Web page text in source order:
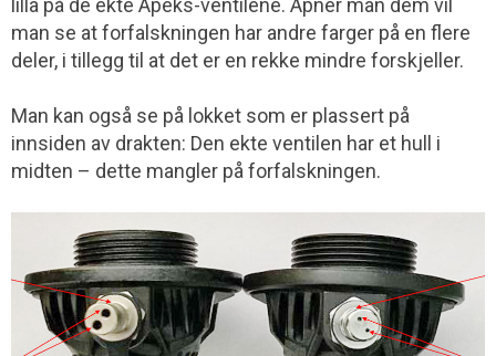
lilla på de ekte Apeks-ventilene. Åpner man dem vil
man se at forfalskningen har andre farger på en flere
deler, i tillegg til at det er en rekke mindre forskjeller.
Man kan også se på lokket som er plassert på
innsiden av drakten: Den ekte ventilen har et hull i
midten – dette mangler på forfalskningen.